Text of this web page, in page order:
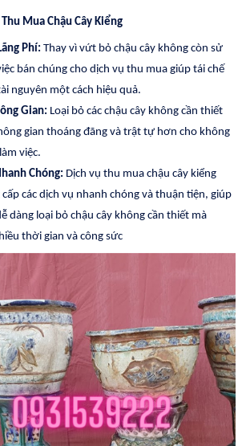
Mua Chậu Cây Kiểng
Phí: Thay vì vứt bỏ chậu cây không còn sử
bán chúng cho dịch vụ thu mua giúp tái chế
nguyên một cách hiệu quả.
Gian: Loại bỏ các chậu cây không cần thiết
gian thoáng đãng và trật tự hơn cho không
việc.
Chóng: Dịch vụ thu mua chậu cây kiểng
các dịch vụ nhanh chóng và thuận tiện, giúp
dàng loại bỏ chậu cây không cần thiết mà
thời gian và công sức